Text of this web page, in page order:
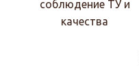
соблюдение ТУ и
качества